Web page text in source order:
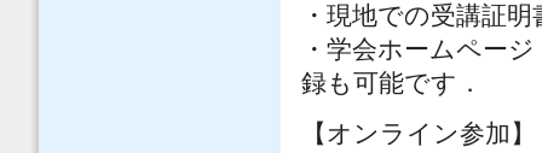
・現地での受講証
・学会ホームページ
録も可能です．
【オンライン参加】